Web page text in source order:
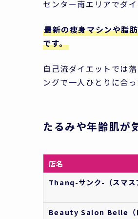
センター南エリアでダ
最新の痩身マシンや脂
です。
自己流ダイエットでは
ングで一人ひとりに合
たるみや年齢肌が
店名
Thanq-サンク- （スマ
Beauty Salon Belle